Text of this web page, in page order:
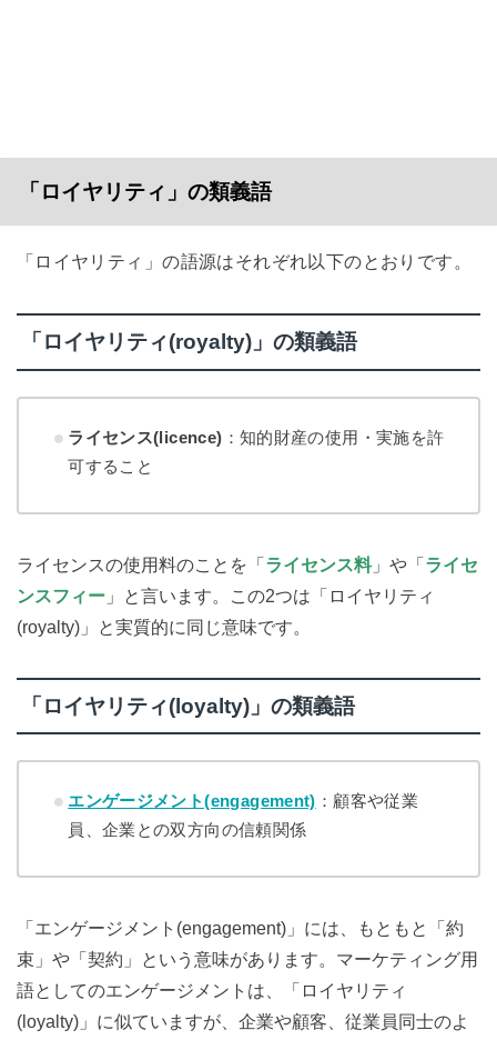
「ロイヤリティ」の類義語
「ロイヤリティ」の語源はそれぞれ以下のとおりです。
「ロイヤリティ(royalty)」の類義語
ライセンス(licence) ：知的財産の使用・実施を許
可すること
ライセンスの使用料のことを「ライセンス料」や「ライセ
ンスフィー」と言います。この2つは「ロイヤリティ
(royalty)」と実質的に同じ意味です。
「ロイヤリティ(loyalty)」の類義語
エンゲージメント(engagement) ：顧客や従業
員、企業との双方向の信頼関係
「エンゲージメント(engagement)」には、もともと「約
束」や「契約」という意味があります。マーケティング用
語としてのエンゲージメントは、「ロイヤリティ
(loyalty)」に似ていますが、企業や顧客、従業員同士のよ